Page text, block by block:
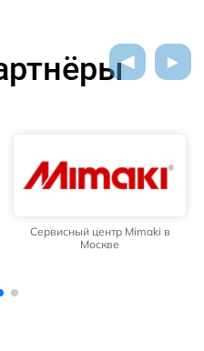
Сервисный центр Mimaki в
Москве